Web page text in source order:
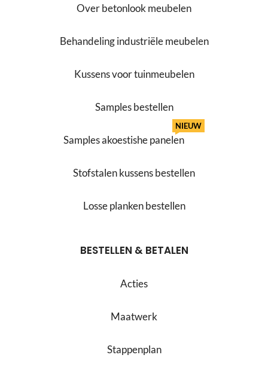
Over betonlook meubelen
Behandeling industriële meubelen
Kussens voor tuinmeubelen
Samples bestellen
Samples akoestishe panelen
NIEUW
Stofstalen kussens bestellen
Losse planken bestellen
BESTELLEN & BETALEN
Acties
Maatwerk
Stappenplan